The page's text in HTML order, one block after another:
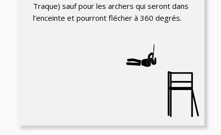
Traque) sauf pour les archers qui seront dans
l’enceinte et pourront flécher à 360 degrés.